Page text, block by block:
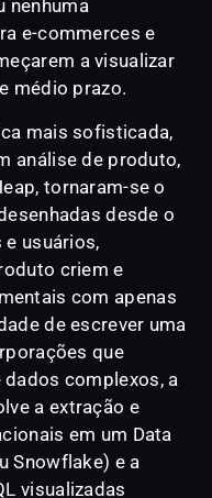
nenhuma
e-commerces e
a visualizar
médio prazo.
mais sofisticada,
análise de produto,
tornaram-se o
desde o
usuários,
criem e
com apenas
de escrever uma
que
complexos, a
a extração e
em um Data
Snowflake) e a
visualizadas